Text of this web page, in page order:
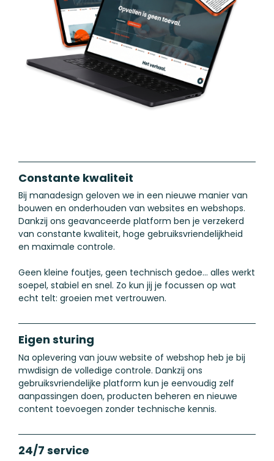
Constante kwaliteit
Bij manadesign geloven we in een nieuwe manier van
bouwen en onderhouden van websites en webshops.
Dankzij ons geavanceerde platform ben je verzekerd
van constante kwaliteit, hoge gebruiksvriendelijkheid
en maximale controle.
Geen kleine foutjes, geen technisch gedoe... alles werkt
soepel, stabiel en snel. Zo kun jij je focussen op wat
echt telt: groeien met vertrouwen.
Eigen sturing
Na oplevering van jouw website of webshop heb je bij
mwdisign de volledige controle. Dankzij ons
gebruiksvriendelijke platform kun je eenvoudig zelf
aanpassingen doen, producten beheren en nieuwe
content toevoegen zonder technische kennis.
24/7 service